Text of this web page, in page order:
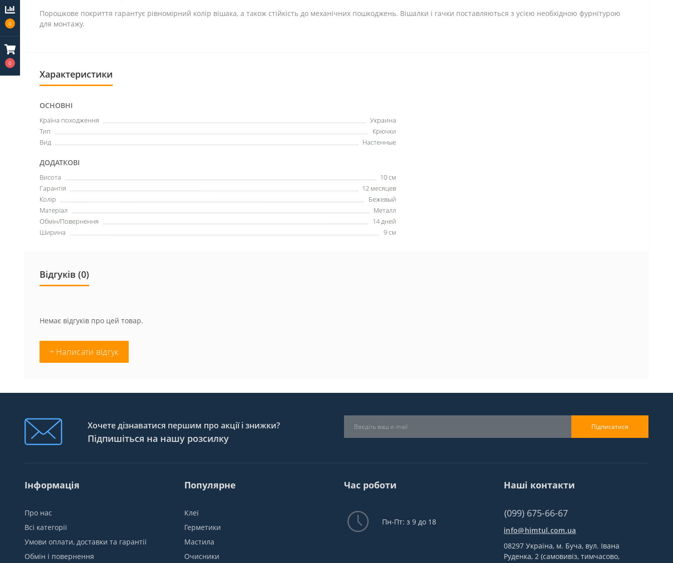
0
0
Порошкове покриття гарантує рівномірний колір вішака, а також стійкість до механічних пошкоджень. Вішалки і гачки поставляються з усією необхідною фурнітурою
для монтажу.
Характеристики
ОСНОВНІ
Країна походження
Украина
Тип
Крючки
Вид
Настенные
ДОДАТКОВІ
Висота
10 см
Гарантія
12 месяцев
Колір
Бежевый
Матеріал
Металл
Обмін/Повернення
14 дней
Ширина
9 см
Відгуків (0)
Немає відгуків про цей товар.
+ Написати відгук
Хочете дізнаватися першим про акції і знижки?
Підпишіться на нашу розсилку
Підписатися
Інформація
Про нас
Всі категорії
Умови оплати, доставки та гарантії
Обмін і повернення
Популярне
Клеї
Герметики
Мастила
Очисники
Час роботи
Пн-Пт: з 9 до 18
Наші контакти
(099) 675-66-67
info@himtul.com.ua
08297 Україна, м. Буча, вул. Івана
Руденка, 2 (самовивіз, тимчасово,